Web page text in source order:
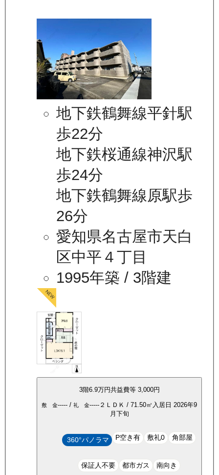
地下鉄鶴舞線平針駅
歩22分
地下鉄桜通線神沢駅
歩24分
地下鉄鶴舞線原駅歩
26分
愛知県名古屋市天白
区中平４丁目
1995年築 / 3階建
3階6.9万円共益費等 3,000円
敷 金----- / 礼 金----- ２ＬＤＫ / 71.50㎡ 入居日 2026年9
月下旬
360°パノラマ P空き有 敷礼0 角部屋
保証人不要 都市ガス 南向き